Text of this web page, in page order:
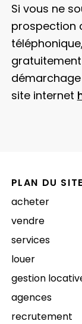
Si vous ne
prospection
site internet
PLAN DU SITE
acheter
vendre
services
louer
gestion
agences
recrutement